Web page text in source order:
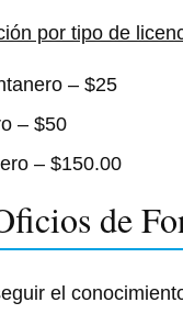
por tipo de
– $25
– $50
– $150.00
de
el